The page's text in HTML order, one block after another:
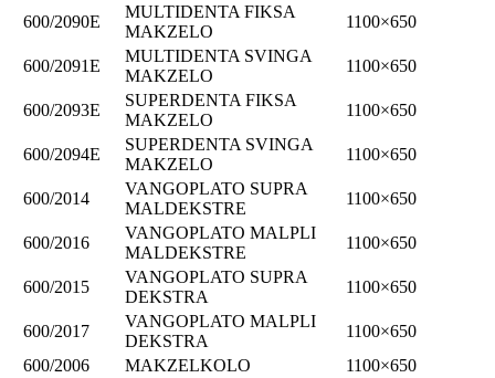
600/2090E
MULTIDENTA FIKSA
MAKZELO
1100×650
600/2091E
MULTIDENTA SVINGA
MAKZELO
1100×650
600/2093E
SUPERDENTA FIKSA
MAKZELO
1100×650
600/2094E
SUPERDENTA SVINGA
MAKZELO
1100×650
600/2014
VANGOPLATO SUPRA
MALDEKSTRE
1100×650
600/2016
VANGOPLATO MALPLI
MALDEKSTRE
1100×650
600/2015
VANGOPLATO SUPRA
DEKSTRA
1100×650
600/2017
VANGOPLATO MALPLI
DEKSTRA
1100×650
600/2006
MAKZELKOLO
1100×650